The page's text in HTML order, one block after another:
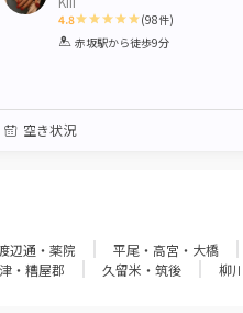
4.8
1 2 3 4 5
(98件)
赤坂駅から徒歩9分
空き状況
辺通・薬院 平尾・高宮・大橋
・糟屋郡 久留米・筑後 柳